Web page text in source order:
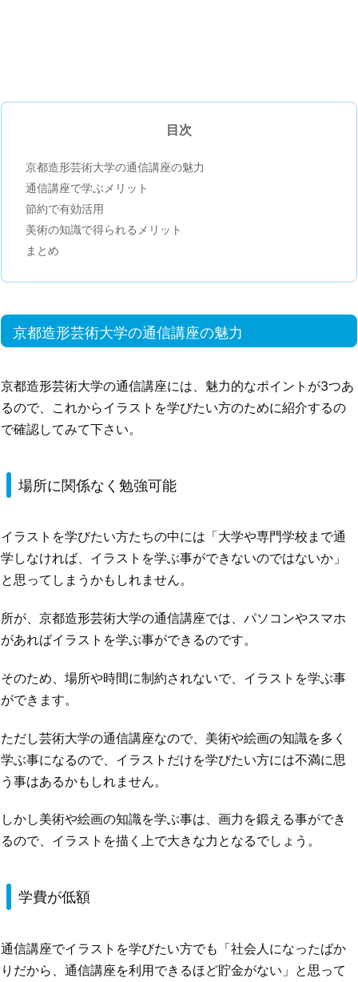
目次
京都造形芸術大学の通信講座の魅力
通信講座で学ぶメリット
節約で有効活用
美術の知識で得られるメリット
まとめ
京都造形芸術大学の通信講座の魅力
京都造形芸術大学の通信講座には、魅力的なポイントが3つあ
るので、これからイラストを学びたい方のために紹介するの
で確認してみて下さい。
場所に関係なく勉強可能
イラストを学びたい方たちの中には「大学や専門学校まで通
学しなければ、イラストを学ぶ事ができないのではないか」
と思ってしまうかもしれません。
所が、京都造形芸術大学の通信講座では、パソコンやスマホ
があればイラストを学ぶ事ができるのです。
そのため、場所や時間に制約されないで、イラストを学ぶ事
ができます。
ただし芸術大学の通信講座なので、美術や絵画の知識を多く
学ぶ事になるので、イラストだけを学びたい方には不満に思
う事はあるかもしれません。
しかし美術や絵画の知識を学ぶ事は、画力を鍛える事ができ
るので、イラストを描く上で大きな力となるでしょう。
学費が低額
通信講座でイラストを学びたい方でも「社会人になったばか
りだから、通信講座を利用できるほど貯金がない」と思って